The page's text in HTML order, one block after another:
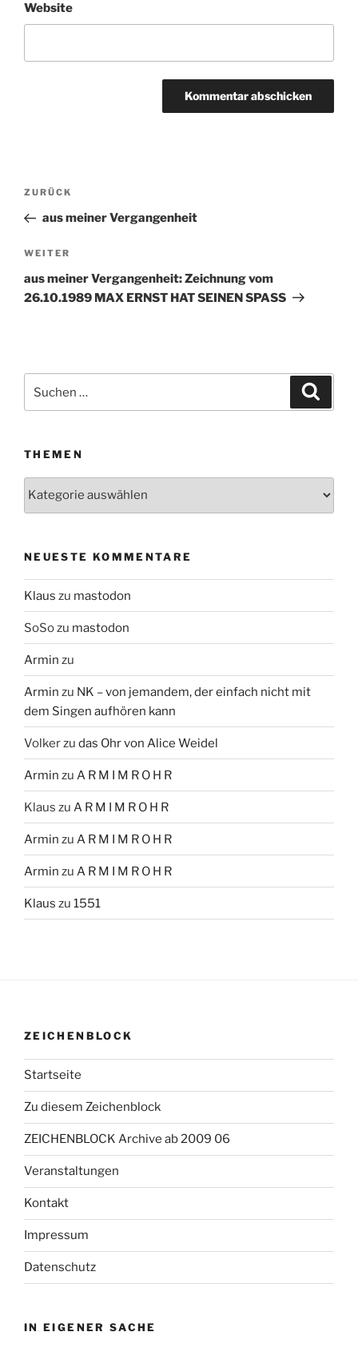
Website
Beitragsnavigation
Vorheriger
Beitrag
ZURÜCK
aus meiner Vergangenheit
Nächster
Beitrag
WEITER
aus meiner Vergangenheit: Zeichnung vom
26.10.1989 MAX ERNST HAT SEINEN SPASS
nach:
THEMEN
Themen
NEUESTE KOMMENTARE
Klaus zu mastodon
SoSozu mastodon
Armin zu
Armin zu NK – von jemandem, der einfach nicht mit
dem Singen aufhören kann
Volkerzu das Ohr von Alice Weidel
Armin zu A R M I M R O H R
Klaus zu A R M I M R O H R
Armin zu A R M I M R O H R
Armin zu A R M I M R O H R
Klaus zu 1551
ZEICHENBLOCK
Startseite
Zu diesem Zeichenblock
ZEICHENBLOCK Archive ab 2009 06
Veranstaltungen
Kontakt
Impressum
Datenschutz
IN EIGENER SACHE